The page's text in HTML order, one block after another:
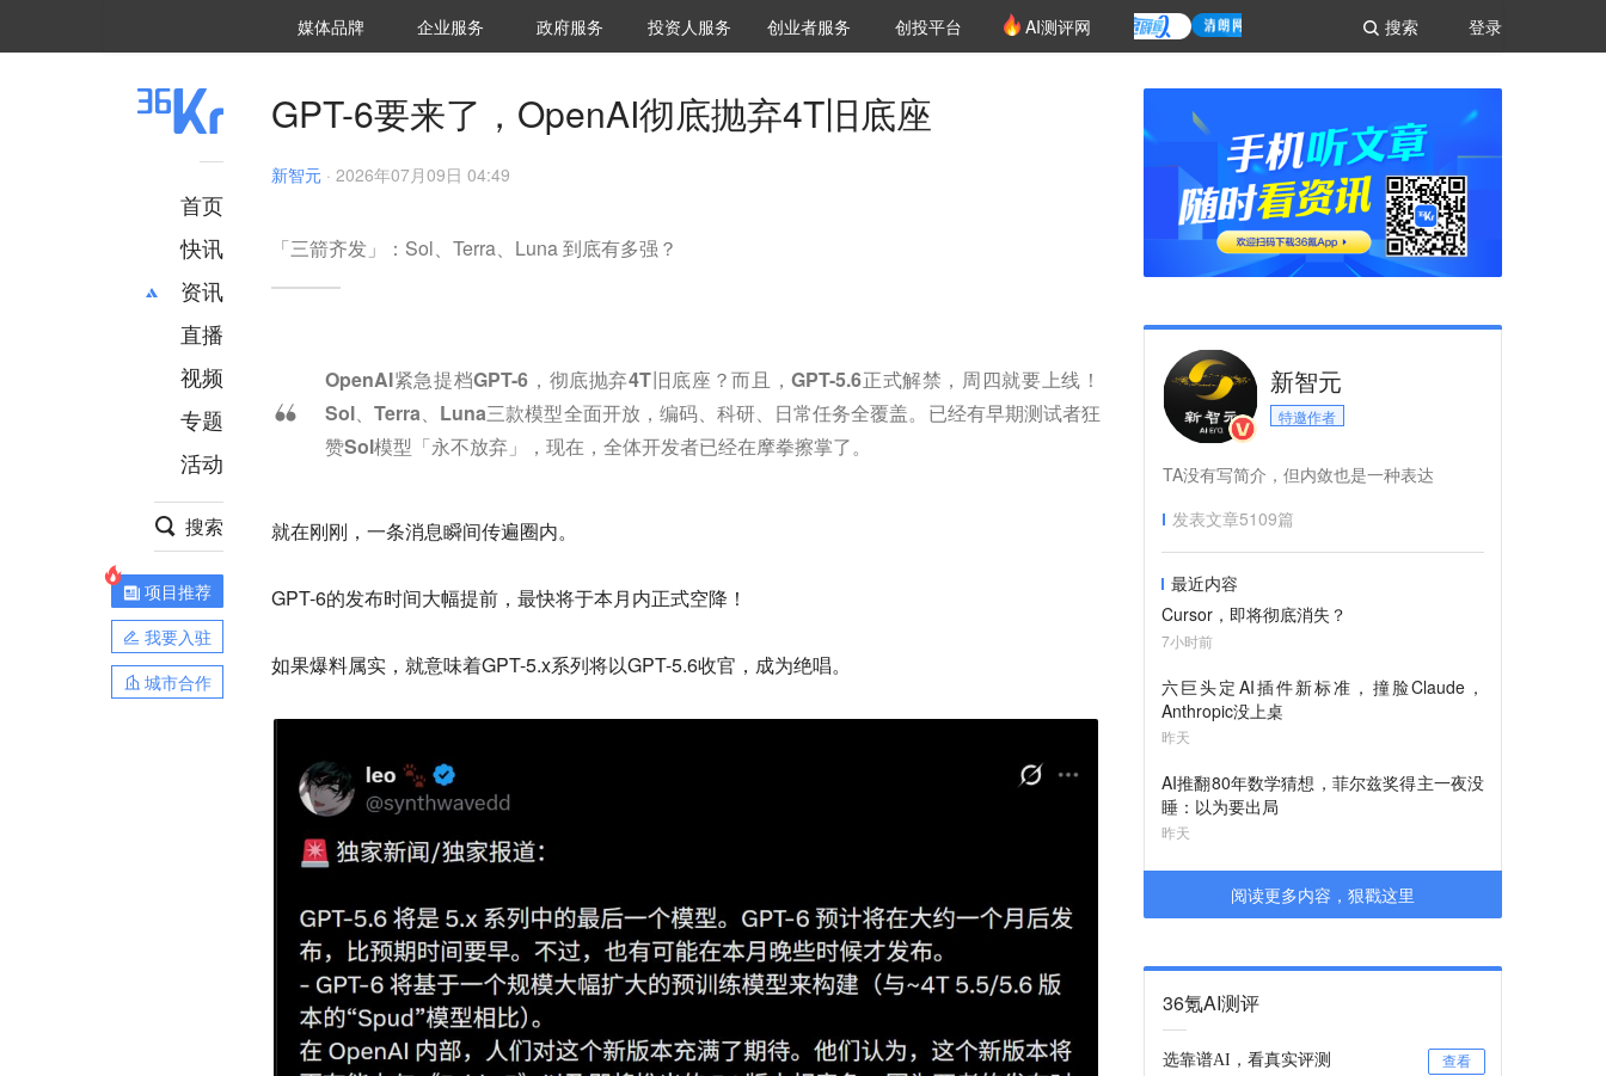
登录
搜索
媒体品牌 36Kr研究院
企业服务 城市之窗
政府服务 VClub投资机构库
投资机构职位推介
投资人服务 创投氪堂
创业者服务 创投平台 AI测评网
首页
快讯
资讯
推荐
财经
项目推荐
安徽
直播
视频
专题
活动
搜索
项目推荐
我要入驻
城市合作
GPT-6要来了，OpenAI彻底抛弃4T旧底座
新智元 · 2026年07月09日 04:49
「三箭齐发」：Sol、Terra、Luna 到底有多强？
OpenAI紧急提档GPT-6，彻底抛弃4T旧底座？而且，GPT-5.6正式解禁，周四就要上线！
Sol、Terra、Luna三款模型全面开放，编码、科研、日常任务全覆盖。已经有早期测试者狂
赞Sol模型「永不放弃」，现在，全体开发者已经在摩拳擦掌了。
就在刚刚，一条消息瞬间传遍圈内。
GPT-6的发布时间大幅提前，最快将于本月内正式空降！
如果爆料属实，就意味着GPT-5.x系列将以GPT-5.6收官，成为绝唱。
新智元
特邀作者
TA没有写简介，但内敛也是一种表达
发表文章5109篇
最近内容
Cursor，即将彻底消失？
7小时前
六巨头定AI插件新标准，撞脸Claude，
Anthropic没上桌
昨天
AI推翻80年数学猜想，菲尔兹奖得主一夜没
睡：以为要出局
昨天
阅读更多内容，狠戳这里
36氪AI测评
选靠谱AI，看真实评测 查看